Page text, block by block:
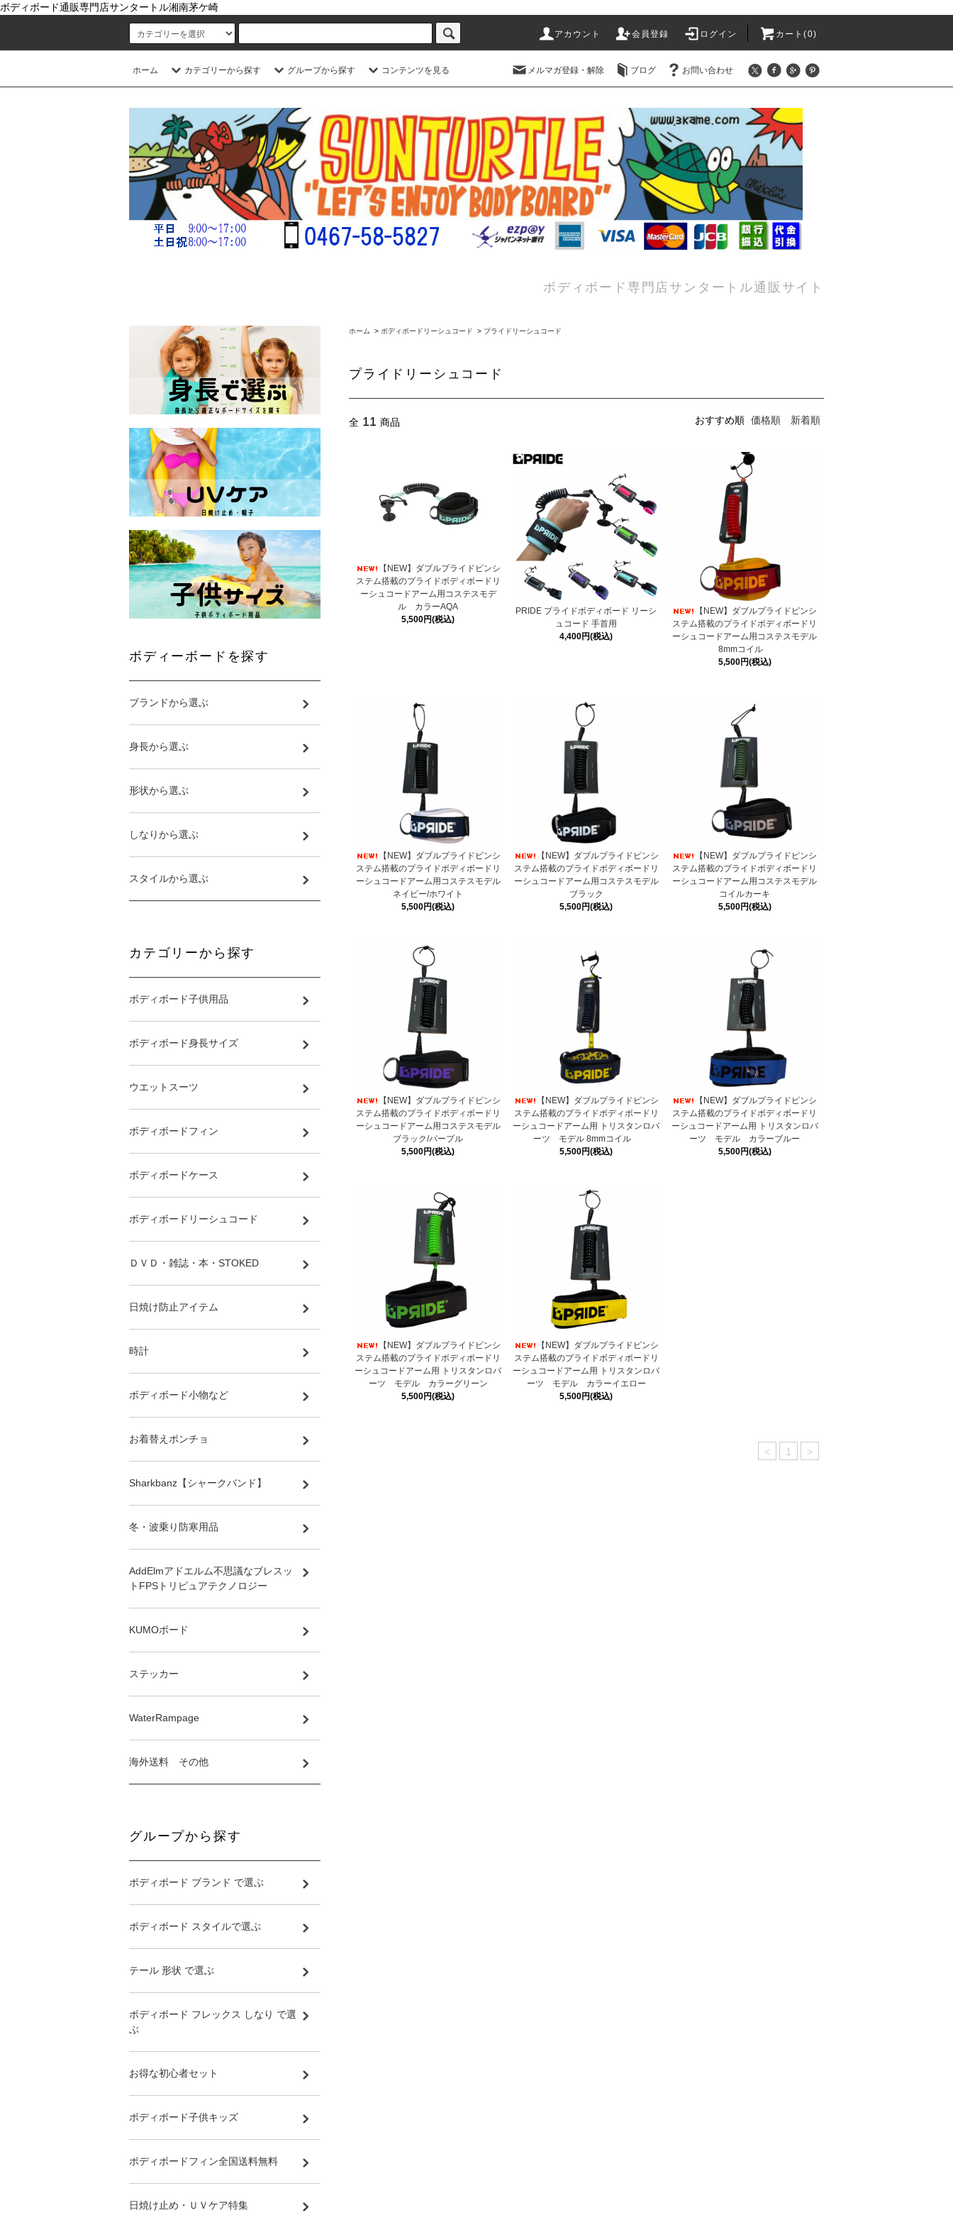
ボディボード通販専門店サンタートル湘南茅ケ崎
アカウント 会員登録 ログイン カート(0)
ホーム カテゴリーから探す グループから探す コンテンツを見る メルマガ登録・解除 ブログ お問い合わせ
ボディボード専門店サンタートル通販サイト
ホーム > ボディボードリーシュコード > プライドリーシュコード
プライドリーシュコード
全 11 商品 おすすめ順 価格順 新着順
【NEW】ダブルプライドピンシ
ステム搭載のプライドボディボードリ
ーシュコードアーム用コステスモデ
ル カラーAQA
5,500円(税込)
PRIDE プライドボディボード リーシ
ュコード 手首用
4,400円(税込)
【NEW】ダブルプライドピンシ
ステム搭載のプライドボディボードリ
ーシュコードアーム用コステスモデル
8mmコイル
5,500円(税込)
【NEW】ダブルプライドピンシ
ステム搭載のプライドボディボードリ
ーシュコードアーム用コステスモデル
ネイビー/ホワイト
5,500円(税込)
【NEW】ダブルプライドピンシ
ステム搭載のプライドボディボードリ
ーシュコードアーム用コステスモデル
ブラック
5,500円(税込)
【NEW】ダブルプライドピンシ
ステム搭載のプライドボディボードリ
ーシュコードアーム用コステスモデル
コイルカーキ
5,500円(税込)
【NEW】ダブルプライドピンシ
ステム搭載のプライドボディボードリ
ーシュコードアーム用コステスモデル
ブラック/パープル
5,500円(税込)
【NEW】ダブルプライドピンシ
ステム搭載のプライドボディボードリ
ーシュコードアーム用 トリスタンロバ
ーツ モデル 8mmコイル
5,500円(税込)
【NEW】ダブルプライドピンシ
ステム搭載のプライドボディボードリ
ーシュコードアーム用 トリスタンロバ
ーツ モデル カラーブルー
5,500円(税込)
【NEW】ダブルプライドピンシ
ステム搭載のプライドボディボードリ
ーシュコードアーム用 トリスタンロバ
ーツ モデル カラーグリーン
5,500円(税込)
【NEW】ダブルプライドピンシ
ステム搭載のプライドボディボードリ
ーシュコードアーム用 トリスタンロバ
ーツ モデル カラーイエロー
5,500円(税込)
< 1 >
ボディーボードを探す
ブランドから選ぶ
身長から選ぶ
形状から選ぶ
しなりから選ぶ
スタイルから選ぶ
カテゴリーから探す
ボディボード子供用品
ボディボード身長サイズ
ウエットスーツ
ボディボードフィン
ボディボードケース
ボディボードリーシュコード
ＤＶＤ・雑誌・本・STOKED
日焼け防止アイテム
時計
ボディボード小物など
お着替えポンチョ
Sharkbanz【シャークバンド】
冬・波乗り防寒用品
AddElmアドエルム不思議なブレスッ
トFPSトリピュアテクノロジー
KUMOボード
ステッカー
WaterRampage
海外送料 その他
グループから探す
ボディボード ブランド で選ぶ
ボディボード スタイルで選ぶ
テール 形状 で選ぶ
ボディボード フレックス しなり で選
ぶ
お得な初心者セット
ボディボード子供キッズ
ボディボードフィン全国送料無料
日焼け止め・ＵＶケア特集